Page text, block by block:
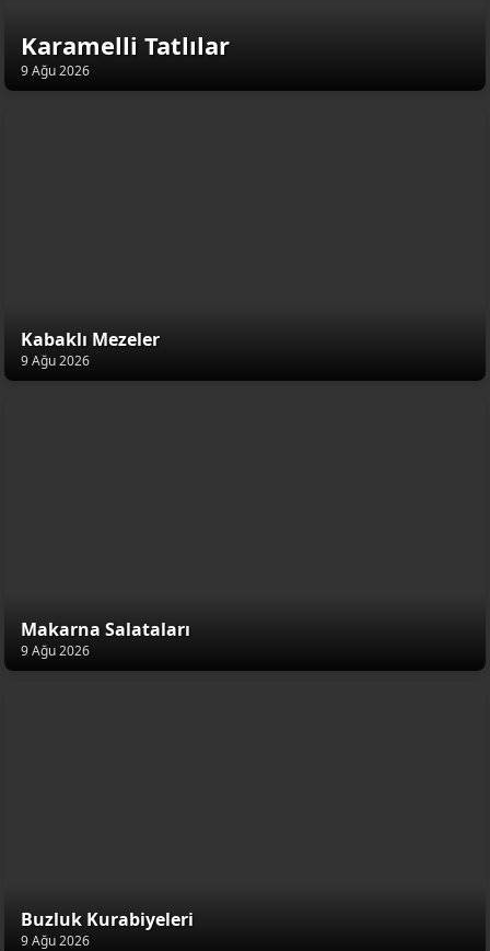
Karamelli Tatlılar
9 Ağu 2026
Kabaklı Mezeler
9 Ağu 2026
Makarna Salataları
9 Ağu 2026
Buzluk Kurabiyeleri
9 Ağu 2026